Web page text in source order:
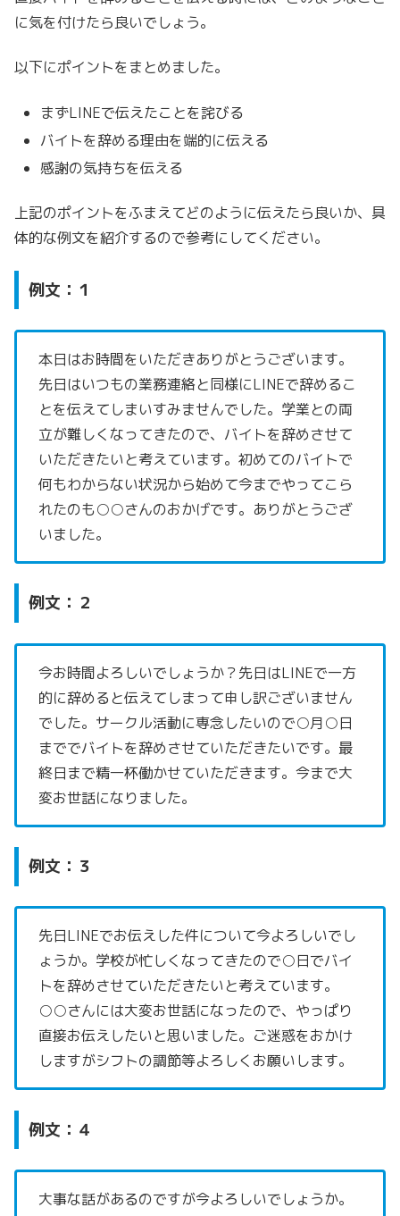
に気を付けたら良いでしょう。
以下にポイントをまとめました。
まずLINEで伝えたことを詫びる
バイトを辞める理由を端的に伝える
感謝の気持ちを伝える
上記のポイントをふまえてどのように伝えたら良いか、具
体的な例文を紹介するので参考にしてください。
例文：１
本日はお時間をいただきありがとうございます。
先日はいつもの業務連絡と同様にLINEで辞めるこ
とを伝えてしまいすみませんでした。学業との両
立が難しくなってきたので、バイトを辞めさせて
いただきたいと考えています。初めてのバイトで
何もわからない状況から始めて今までやってこら
れたのも○○さんのおかげです。ありがとうござ
いました。
例文：２
今お時間よろしいでしょうか？先日はLINEで一方
的に辞めると伝えてしまって申し訳ございません
でした。サークル活動に専念したいので○月○日
まででバイトを辞めさせていただきたいです。最
終日まで精一杯働かせていただきます。今まで大
変お世話になりました。
例文：３
先日LINEでお伝えした件について今よろしいでし
ょうか。学校が忙しくなってきたので○日でバイ
トを辞めさせていただきたいと考えています。
○○さんには大変お世話になったので、やっぱり
直接お伝えしたいと思いました。ご迷惑をおかけ
しますがシフトの調節等よろしくお願いします。
例文：４
大事な話があるのですが今よろしいでしょうか。